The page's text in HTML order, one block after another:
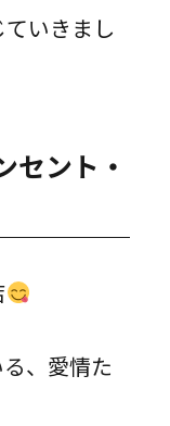
いきまし
セント・
、愛情た